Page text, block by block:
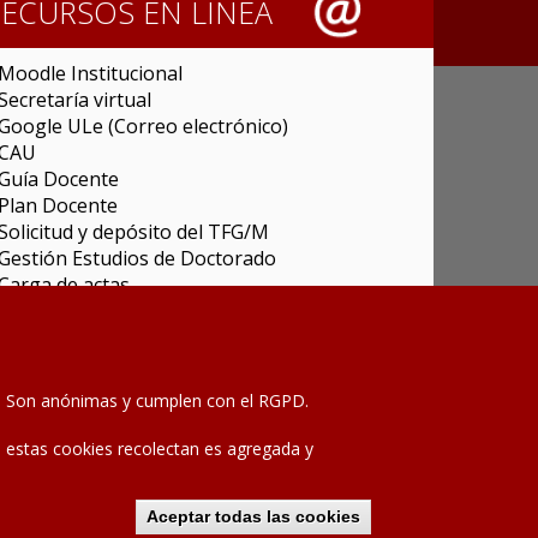
EN LÍNEA
Institucional
virtual
ULe (Correo electrónico)
Docente
Docente
y depósito del TFG/M
Estudios de Doctorado
de actas
del Contratante
del Empleado
de Informática y Comunicaciones
Mapa de la web
2020 © Universidad de León
anónimas y cumplen con el RGPD.
cookies recolectan es agregada y
Aceptar todas las cookies